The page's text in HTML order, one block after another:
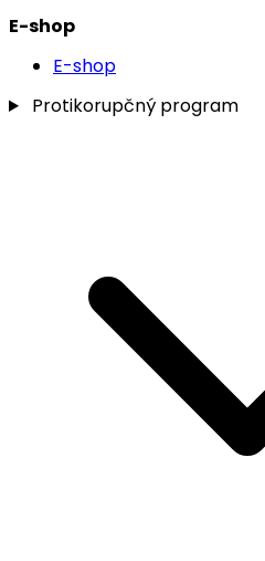
E-shop
E-shop
Protikorupčný program